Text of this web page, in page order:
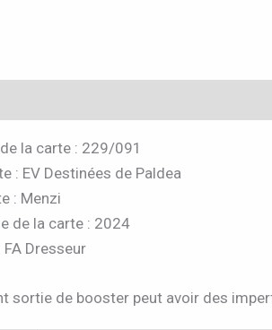
la carte : 229/091
: EV Destinées de Paldea
: Menzi
de la carte : 2024
Dresseur
sortie de booster peut avoir des